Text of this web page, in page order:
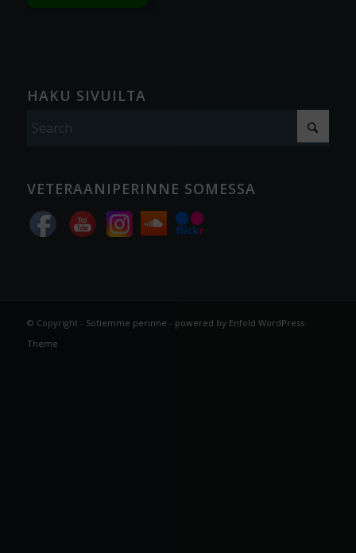
HAKU SIVUILTA
VETERAANIPERINNE SOMESSA
© Copyright - Sotiemme perinne - powered by Enfold WordPress
Theme